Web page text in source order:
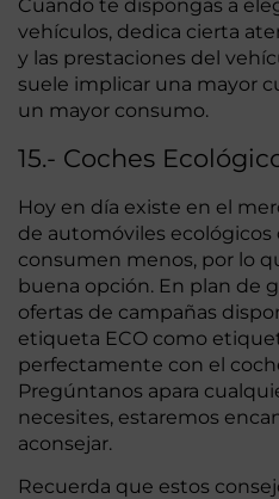
Cuando te dispongas a
vehículos, dedica cierta
y las prestaciones del
suele implicar una mayor
un mayor consumo.
15.- Coches
Hoy en día existe en el
de automóviles
consumen menos, por lo
buena opción. En plan de
ofertas de campañas
etiqueta ECO como
perfectamente con el
Pregúntanos apara
necesites, estaremos
aconsejar.
Recuerda que estos